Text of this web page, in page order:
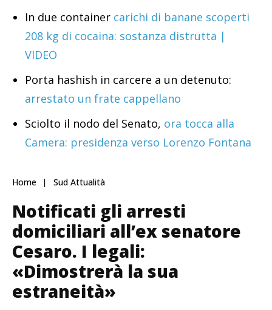
In due container carichi di banane scoperti
208 kg di cocaina: sostanza distrutta |
VIDEO
Porta hashish in carcere a un detenuto:
arrestato un frate cappellano
Sciolto il nodo del Senato, ora tocca alla
Camera: presidenza verso Lorenzo Fontana
Home Sud Attualità
Notificati gli arresti
domiciliari all’ex senatore
Cesaro. I legali:
«Dimostrerà la sua
estraneità»